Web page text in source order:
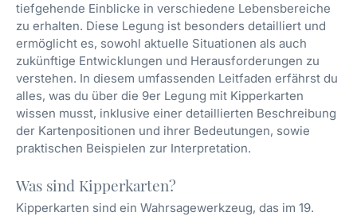
tiefgehende Einblicke in verschiedene Lebensbereiche
zu erhalten. Diese Legung ist besonders detailliert und
ermöglicht es, sowohl aktuelle Situationen als auch
zukünftige Entwicklungen und Herausforderungen zu
verstehen. In diesem umfassenden Leitfaden erfährst du
alles, was du über die 9er Legung mit Kipperkarten
wissen musst, inklusive einer detaillierten Beschreibung
der Kartenpositionen und ihrer Bedeutungen, sowie
praktischen Beispielen zur Interpretation.
Was sind Kipperkarten?
Kipperkarten sind ein Wahrsagewerkzeug, das im 19.